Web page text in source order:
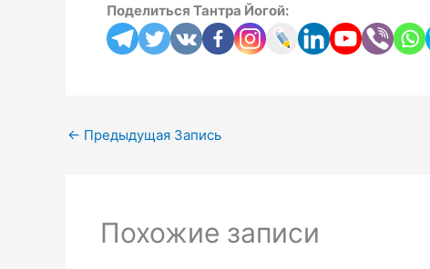
Поделиться Тантра Йогой:
← Предыдущая Запись
Похожие записи